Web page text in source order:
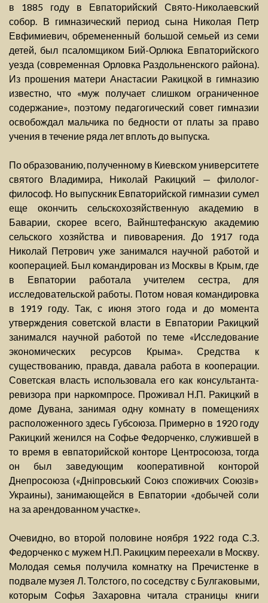
в 1885 году в Евпаторийский Свято-Николаевский
собор. В гимназический период сына Николая Петр
Евфимиевич, обремененный большой семьей из семи
детей, был псаломщиком Бий-Орлюка Евпаторийского
уезда (современная Орловка Раздольненского района).
Из прошения матери Анастасии Ракицкой в гимназию
известно, что «муж получает слишком ограниченное
содержание», поэтому педагогический совет гимназии
освобождал мальчика по бедности от платы за право
учения в течение ряда лет вплоть до выпуска.
По образованию, полученному в Киевском университете
святого Владимира, Николай Ракицкий — филолог-
философ. Но выпускник Евпаторийской гимназии сумел
еще окончить сельскохозяйственную академию в
Баварии, скорее всего, Вайнштефанскую академию
сельского хозяйства и пивоварения. До 1917 года
Николай Петрович уже занимался научной работой и
кооперацией. Был командирован из Москвы в Крым, где
в Евпатории работала учителем сестра, для
исследовательской работы. Потом новая командировка
в 1919 году. Так, с июня этого года и до момента
утверждения советской власти в Евпатории Ракицкий
занимался научной работой по теме «Исследование
экономических ресурсов Крыма». Средства к
существованию, правда, давала работа в кооперации.
Советская власть использовала его как консультанта-
ревизора при наркомпросе. Проживал Н.П. Ракицкий в
доме Дувана, занимая одну комнату в помещениях
расположенного здесь Губсоюза. Примерно в 1920 году
Ракицкий женился на Софье Федорченко, служившей в
то время в евпаторийской конторе Центросоюза, тогда
он был заведующим кооперативной конторой
Днепросоюза («Днiпровський Союз споживчих Союзiв»
Украины), занимающейся в Евпатории «добычей соли
на за арендованном участке».
Очевидно, во второй половине ноября 1922 года С.З.
Федорченко с мужем Н.П. Ракицким переехали в Москву.
Молодая семья получила комнатку на Пречистенке в
подвале музея Л. Толстого, по соседству с Булгаковыми,
которым Софья Захаровна читала страницы книги